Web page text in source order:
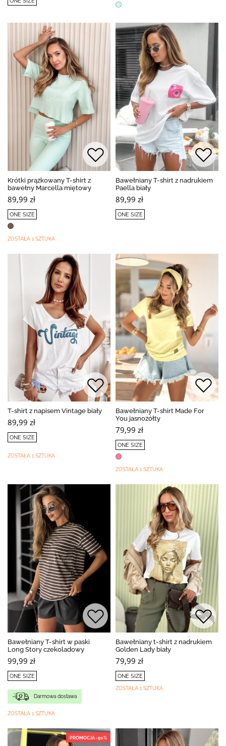
Krótki prążkowany T-shirt z
bawełny Marcella miętowy
89,99 zł
ONE SIZE
ZOSTAŁA 1 SZTUKA
Bawełniany T-shirt z nadrukiem
Paella biały
89,99 zł
ONE SIZE
T-shirt z napisem Vintage biały
89,99 zł
ONE SIZE
ZOSTAŁA 1 SZTUKA
Bawełniany T-shirt Made For
You jasnożółty
79,99 zł
ONE SIZE
ZOSTAŁA 1 SZTUKA
Bawełniany T-shirt w paski
Long Story czekoladowy
99,99 zł
ONE SIZE
Darmowa dostawa
ZOSTAŁA 1 SZTUKA
Bawełniany t-shirt z nadrukiem
Golden Lady biały
79,99 zł
ONE SIZE
ZOSTAŁA 1 SZTUKA
PROMOCJA -50%